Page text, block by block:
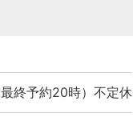
終予約20時）不定休